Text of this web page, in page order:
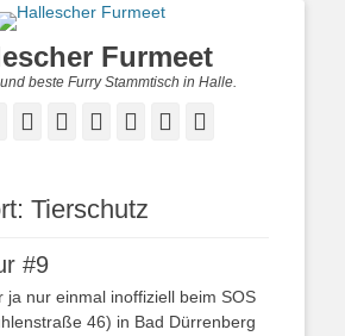
Furmeet
beste Furry Stammtisch in Halle.
Twitter Feed YouTubeInstagram
Reddit
Tierschutz
#9
ja nur einmal inoffiziell beim SOS
46) in Bad Dürrenberg